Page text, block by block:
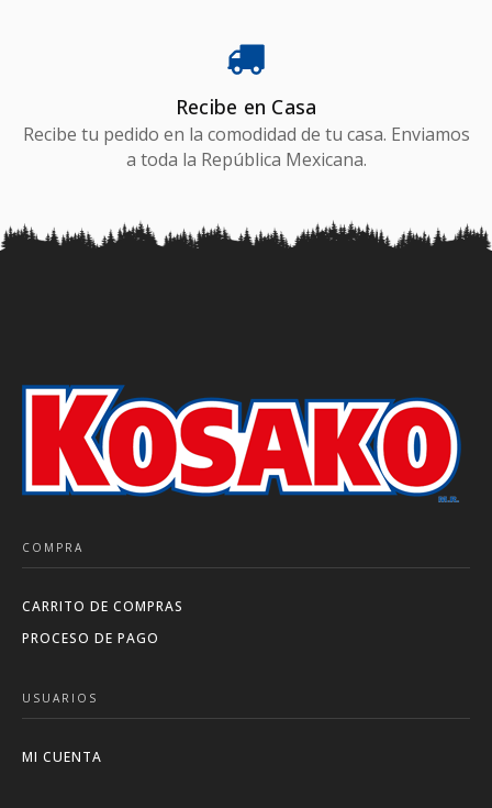
Recibe en Casa
Recibe tu pedido en la comodidad de tu casa. Enviamos
a toda la República Mexicana.
COMPRA
CARRITO DE COMPRAS
PROCESO DE PAGO
USUARIOS
MI CUENTA